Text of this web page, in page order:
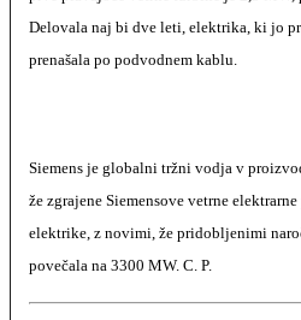
Delovala naj bi dve leti, elektrika, ki jo
prenašala po podvodnem kablu.
Siemens je globalni tržni vodja v
že zgrajene Siemensove vetrne
elektrike, z novimi, že pridobljenimi
povečala na 3300 MW. C. P.